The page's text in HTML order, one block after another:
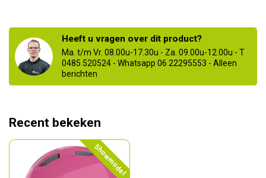
Heeft u vragen over dit product?
Ma. t/m Vr. 08.00u-17.30u - Za. 09.00u-12.00u - T
0485 520524 - Whatsapp 06 22295553 - Alleen
berichten
Recent bekeken
Showmodel